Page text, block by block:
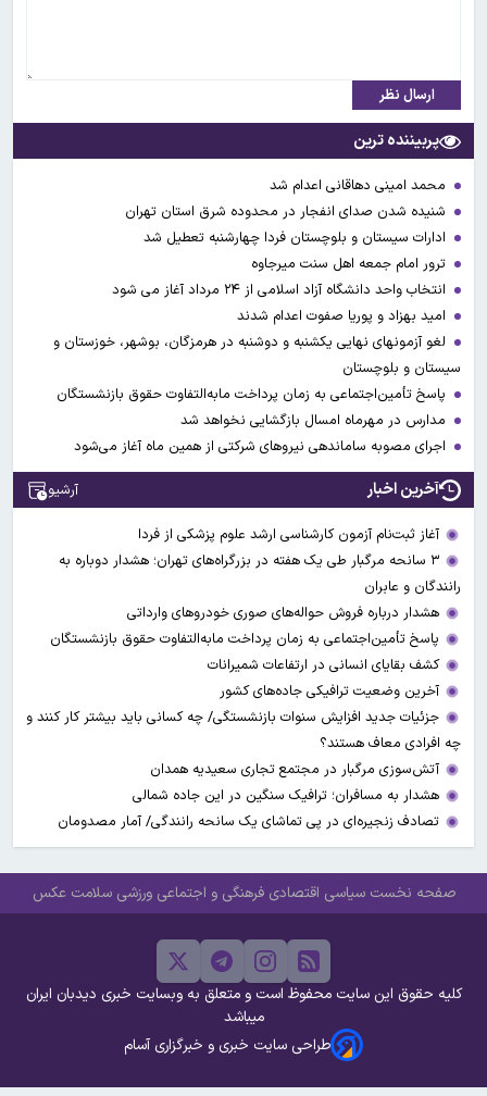
ارسال نظر
پربیننده ترین
محمد امینی دهاقانی اعدام شد
شنیده شدن صدای انفجار در محدوده شرق استان تهران
ادارات سیستان و بلوچستان فردا چهارشنبه تعطیل شد
ترور امام جمعه اهل سنت میرجاوه
انتخاب واحد دانشگاه آزاد اسلامی از ۲۴ مرداد آغاز می شود
امید بهزاد و پوریا صفوت اعدام شدند
لغو آزمونهای نهایی یکشنبه و دوشنبه در هرمزگان، بوشهر، خوزستان و
سیستان و بلوچستان
پاسخ تأمین‌اجتماعی به زمان پرداخت مابه‌التفاوت حقوق بازنشستگان
مدارس در مهرماه امسال بازگشایی نخواهد شد
اجرای مصوبه ساماندهی نیرو‌های شرکتی از همین ماه آغاز می‌شود
آخرین اخبار آرشیو
آغاز ثبت‌نام‌ آزمون کارشناسی ارشد علوم پزشکی از فردا
۳ سانحه مرگبار طی یک هفته در بزرگراه‌های تهران؛ هشدار دوباره به
رانندگان و عابران
هشدار درباره فروش حواله‌های صوری خودروهای وارداتی
پاسخ تأمین‌اجتماعی به زمان پرداخت مابه‌التفاوت حقوق بازنشستگان
کشف بقایای انسانی در ارتفاعات شمیرانات
آخرین وضعیت ترافیکی جاده‌های کشور
جزئیات جدید افزایش سنوات بازنشستگی/ چه کسانی باید بیشتر کار کنند و
چه افرادی معاف هستند؟
آتش‌سوزی مرگبار در مجتمع تجاری سعیدیه همدان
هشدار به مسافران؛ ترافیک سنگین در این جاده شمالی
تصادف زنجیره‌ای در پی تماشای یک سانحه رانندگی/ آمار مصدومان
صفحه نخست سیاسی اقتصادی فرهنگی و اجتماعی ورزشی سلامت عکس
کلیه حقوق این سایت محفوظ است و متعلق به وبسایت خبری دیدبان ایران
میباشد
طراحی سایت خبری و خبرگزاری آسام